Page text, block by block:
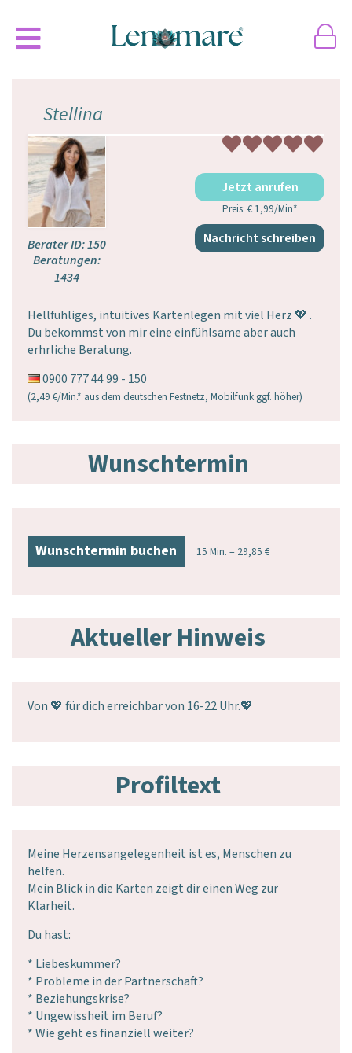
Berater ID: 150
Beratungen:
1434
Stellina
Hellfühliges, intuitives Kartenlegen mit viel ️Herz 💖 .
Du bekommst von mir eine einfühlsame aber auch
erhrliche Beratung.
Jetzt anrufen
Preis: € 1,99/Min*
Nachricht schreiben
0900 777 44 99 - 150
(2,49 €/Min.* aus dem deutschen Festnetz, Mobilfunk ggf. höher)
Wunschtermin
Wunschtermin buchen 15 Min. = 29,85 €
Aktueller Hinweis
Von 💖 für dich erreichbar von 16-22 Uhr.💖
Profiltext
Meine Herzensangelegenheit ist es, Menschen zu
helfen.
Mein Blick in die Karten zeigt dir einen Weg zur
Klarheit.
Du hast:
* Liebeskummer?
* Probleme in der Partnerschaft?
* Beziehungskrise?
* Ungewissheit im Beruf?
* Wie geht es finanziell weiter?